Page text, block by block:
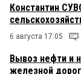
Константин
6 августа 17:05
Вывоз нефти и
железной